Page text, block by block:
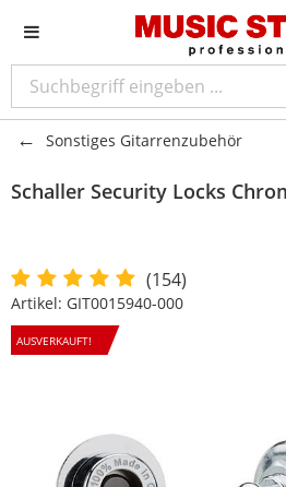
Sonstiges Gitarrenzubehör
Schaller Security Locks
(154)
Artikel: GIT0015940-000
AUSVERKAUFT!